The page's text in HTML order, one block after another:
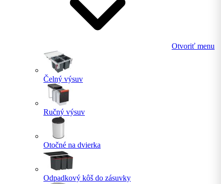
Otvoriť menu
Čelný výsuv
Ručný výsuv
Otočné na dvierka
Odpadkový kôš do zásuvky